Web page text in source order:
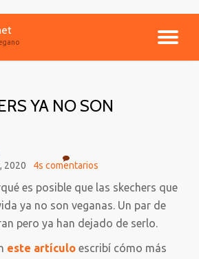
YA NO SON
2020 4s comentarios
es posible que las skechers que
ya no son veganas. Un par de
pero ya han dejado de serlo.
este artículo escribí cómo más